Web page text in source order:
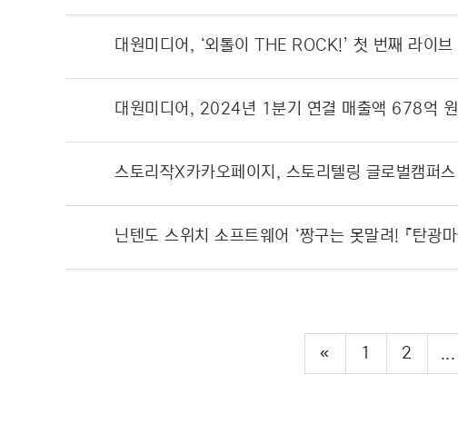
대원미디어, 2024년 1분기 연결 매출액 678억 원
« 1 2 ...